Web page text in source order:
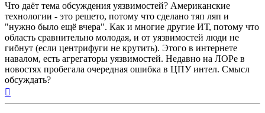
Что даёт тема обсуждения уязвимостей? Американские
технологии - это решето, потому что сделано тяп ляп и
"нужно было ещё вчера". Как и многие другие ИТ, потому что
область сравнительно молодая, и от уязвимостей люди не
гибнут (если центрифуги не крутить). Этого в интернете
навалом, есть агрегаторы уязвимостей. Недавно на ЛОРе в
новостях пробегала очередная ошибка в ЦПУ интел. Смысл
обсуждать?